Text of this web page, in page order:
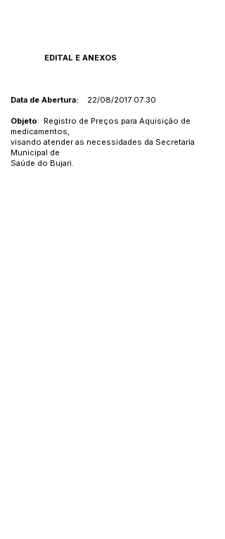
EDITAL E ANEXOS
Data de Abertura: 22/08/2017 07:30
Objeto: Registro de Preços para Aquisição de
medicamentos,
visando atender as necessidades da Secretaria
Municipal de
Saúde do Bujari.